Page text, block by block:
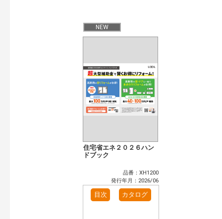
NEW
住宅省エネ２０２６ハン
ドブック
品番：XH1200
発行年月：2026/06
目次 カタログ